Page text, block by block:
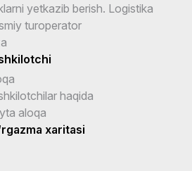
yetkazib berish. Logistika
turoperator
haqida
aloqa
xaritasi